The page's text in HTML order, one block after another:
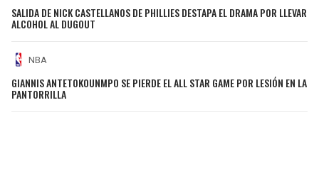
SALIDA DE NICK CASTELLANOS DE PHILLIES DESTAPA EL DRAMA POR LLEVAR
ALCOHOL AL DUGOUT
NBA
GIANNIS ANTETOKOUNMPO SE PIERDE EL ALL STAR GAME POR LESIÓN EN LA
PANTORRILLA